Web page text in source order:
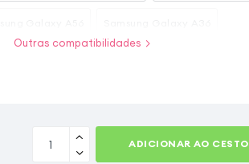
Outras compatibilidades
ADICIONAR AO CESTO